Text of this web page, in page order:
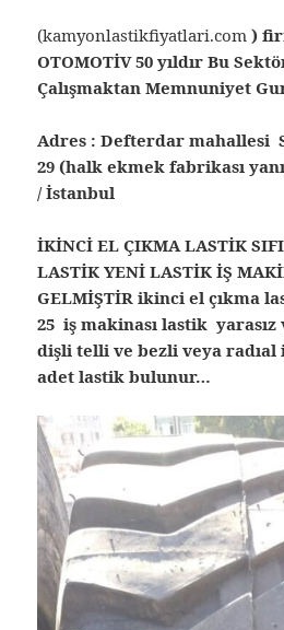
(kamyonlastikfiyatlari.com )
OTOMOTİV 50 yıldır Bu
Çalışmaktan Memnuniyet
Adres : Defterdar mahallesi
29 (halk ekmek fabrikası
/ İstanbul
İKİNCİ EL ÇIKMA LASTİK
LASTİK YENİ LASTİK İŞ
GELMİŞTİR ikinci el çıkma
25 iş makinası lastik yarasız
dişli telli ve bezli veya radıal
adet lastik bulunur…